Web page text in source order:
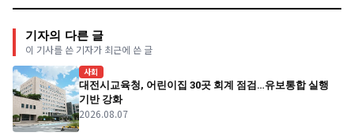
기자의 다른 글
이 기사를 쓴 기자가 최근에 쓴 글
사회
대전시교육청, 어린이집 30곳 회계 점검…유보통합 실행
기반 강화
2026.08.07